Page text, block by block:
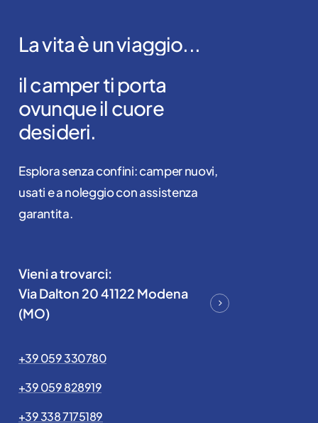
Lavitaèunviaggio...
ilcamperti porta
ovunqueil cuore
desideri.
Esplora senza confini: camper nuovi,
usati e a noleggio con assistenza
garantita.
Vieni a trovarci:
Via Dalton 20 41122 Modena
(MO)
+39 059 330780
+39 059 828919
+39 338 7175189